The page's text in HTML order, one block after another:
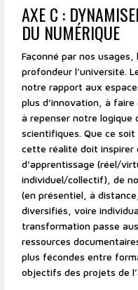
AXE C :
DU NUMÉRIQUE
Façonné par nos
profondeur l’université.
notre rapport aux
plus d’innovation, à
à repenser notre logique
scientifiques. Que ce soit
cette réalité doit inspirer
d’apprentissage (réel/
individuel/collectif), de
(en présentiel, à
diversifiés, voire
transformation passe
ressources
plus fécondes entre
objectifs des projets de